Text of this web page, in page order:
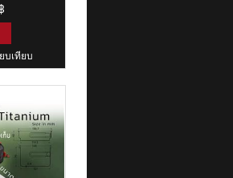
บเทียบ